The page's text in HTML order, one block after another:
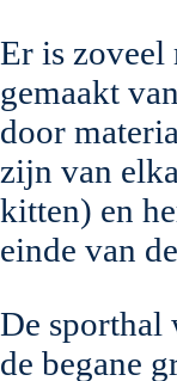
Er is
gemaakt
door
zijn van
kitten) en
einde van
De sporthal
de begane